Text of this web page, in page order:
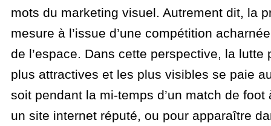
mots du marketing visuel. Autrement dit, la
mesure à l’issue d’une compétition
de l’espace. Dans cette perspective, la lutte
plus attractives et les plus visibles se paie
soit pendant la mi-temps d’un match de
un site internet réputé, ou pour apparaître